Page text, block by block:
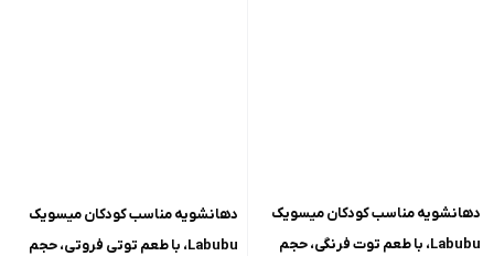
دهانشویه مناسب کودکان میسویک
Labubu، با طعم توت فرنگی، حجم
دهانشویه مناسب کودکان میسویک
Labubu، با طعم توتی فروتی، حجم